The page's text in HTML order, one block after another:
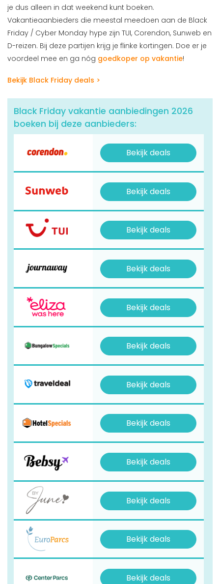
je dus alleen in dat weekend kunt boeken.
Vakantieaanbieders die meestal meedoen aan de Black
Friday / Cyber Monday hype zijn TUI, Corendon, Sunweb en
D-reizen. Bij deze partijen krijg je flinke kortingen. Doe er je
voordeel mee en ga nóg goedkoper op vakantie!
Bekijk Black Friday deals >
Black Friday vakantie aanbiedingen 2026
boeken bij deze aanbieders:
Bekijk deals
Bekijk deals
Bekijk deals
Bekijk deals
Bekijk deals
Bekijk deals
Bekijk deals
Bekijk deals
Bekijk deals
Bekijk deals
Bekijk deals
Bekijk deals